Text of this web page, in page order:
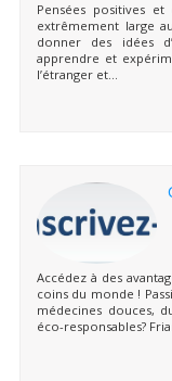
Pensées positives
extrêmement large
donner des idées
apprendre et
l’étranger et...
Accédez à des
coins du monde !
médecines douces,
éco-responsables?